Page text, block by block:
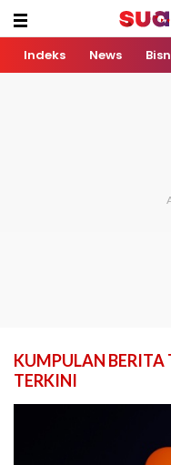
Indeks News
KUMPULAN BERITA
TERKINI